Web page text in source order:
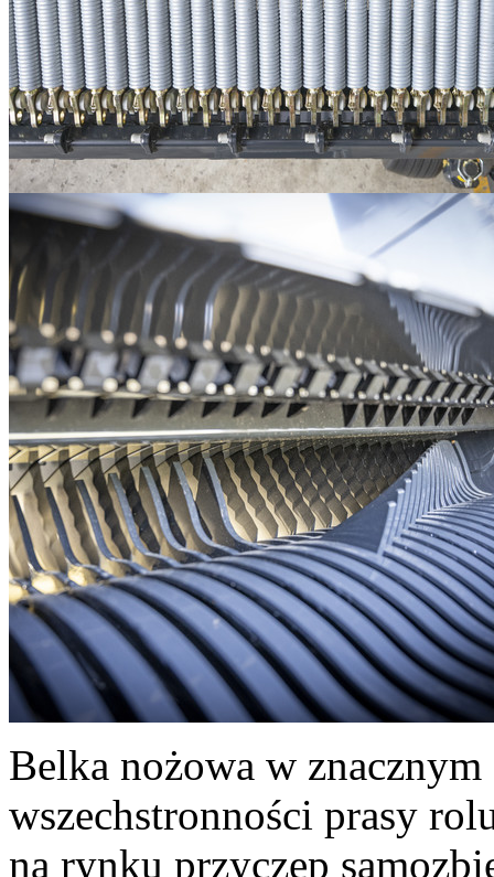
Belka nożowa w
wszechstronności prasy
na rynku przyczep